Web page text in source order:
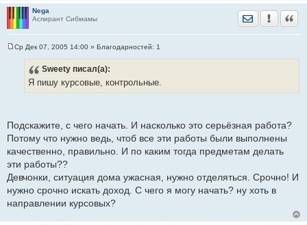
Nega
Аспирант Сибмамы
Отправить
Ср Дек 07, 2005 14:00 » Благодарностей: 1
Sweety писал(а):
Я пишу курсовые, контрольные.
Подскажите, с чего начать. И насколько это серьёзная работа?
Потому что нужно ведь, чтоб все эти работы были выполнены
качественно, правильно. И по каким тогда предметам делать
эти работы??
Девчонки, ситуация дома ужасная, нужно отделяться. Срочно! И
нужно срочно искать доход. С чего я могу начать? ну хоть в
направлении курсовых?